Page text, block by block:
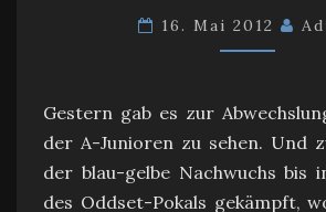
16. Mai 2012
Gestern gab es zur
der A-Junioren zu sehen. Und
der blau-gelbe Nachwuchs bis
des Oddset-Pokals gekämpft,